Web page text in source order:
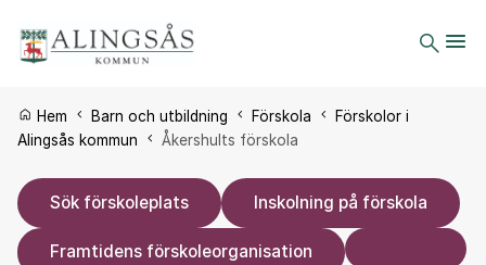
Du är här:
Hem Barn och utbildning Förskola
Förskolor i
Alingsås kommun
Åkershults förskola
Sök förskoleplats Inskolning på förskola
Framtidens förskoleorganisation